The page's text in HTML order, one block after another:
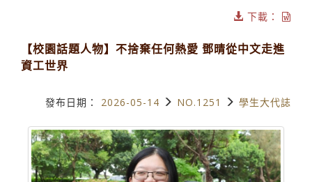
下載：
【校園話題人物】不捨棄任何熱愛 鄧晴從中文走進
資工世界
發布日期： 2026-05-14 NO.1251 學生大代誌